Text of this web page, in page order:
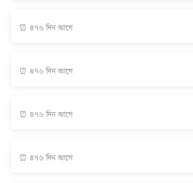
⏰ ৪৭৬ দিন আগে
⏰ ৪৭৬ দিন আগে
⏰ ৪৭৬ দিন আগে
⏰ ৪৭৬ দিন আগে